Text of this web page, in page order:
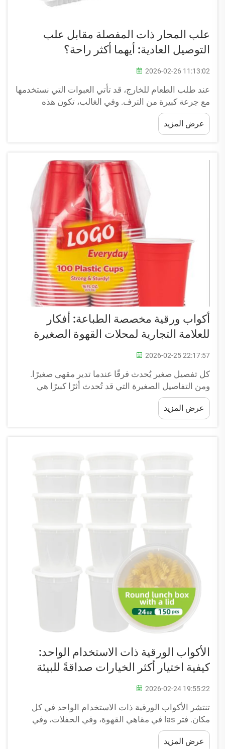
علب المحار ذات المفصلة مقابل علب
التوصيل العادية: أيهما أكثر راحة؟
2026-02-26 11:13:02
عند طلب الطعام للخارج، قد تأتي العبوات التي نستخدمها
مع جرعة كبيرة من الترف. وفي الغالب، تكون هذه
العبوات إما علب محار ذات مفصلة أو علب توصيل عادية.
ولكلٍّ منهما مزاياها، لكن علب المحار ذات المفصلة من
شركة لفزونغ هي الأفضل. إنها لا...
عرض المزيد
أكواب ورقية مخصصة الطباعة: أفكار
للعلامة التجارية لمحلات القهوة الصغيرة
2026-02-25 22:17:57
كل تفصيل صغير يُحدث فرقًا عندما تدير مقهى صغيرًا.
ومن التفاصيل الصغيرة التي قد تُحدث أثرًا كبيرًا هي
الأكواب التي تستخدمها. فليست مهمتها تقتصر فقط على
تقديم المشروبات في أكواب ورقية مخصصة الطباعة؛ بل
قد تذكّر العملاء بمحل قهوتك و...
عرض المزيد
الأكواب الورقية ذات الاستخدام الواحد:
كيفية اختيار أكثر الخيارات صداقةً للبيئة
2026-02-24 19:55:22
تنتشر الأكواب الورقية ذات الاستخدام الواحد في كل
مكان. فتر las في مقاهي القهوة، وفي الحفلات، وفي
النزهات. لكن ما قد لا تعرفه هو أن الكوب المناسب يمكن
أن يساهم في جعل كوكب الأرض نظيفًا بعض الشيء. ومع
عرض المزيد